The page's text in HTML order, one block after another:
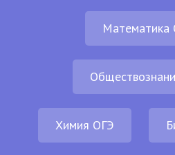
Математика
Химия ОГЭ